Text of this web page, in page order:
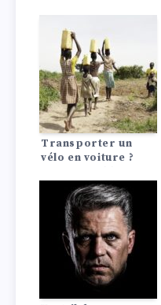
Transporter un
vélo en voiture ?